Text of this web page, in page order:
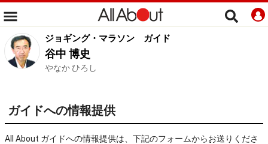
ジョギング・マラソン ガイド
谷中 博史
やなか ひろし
ガイドへの情報提供
All About ガイドへの情報提供は、下記のフォームからお送りくださ